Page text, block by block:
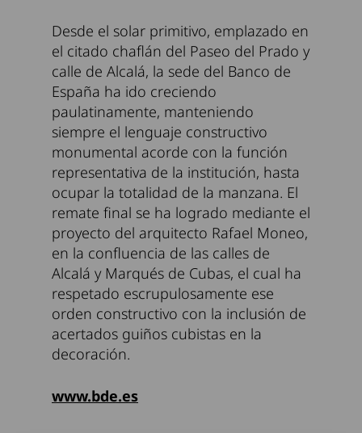
Desde el solar primitivo, emplazado en
el citado chaflán del Paseo del Prado y
calle de Alcalá, la sede del Banco de
España ha ido creciendo
paulatinamente, manteniendo
siempre el lenguaje constructivo
monumental acorde con la función
representativa de la institución, hasta
ocupar la totalidad de la manzana. El
remate final se ha logrado mediante el
proyecto del arquitecto Rafael Moneo,
en la confluencia de las calles de
Alcalá y Marqués de Cubas, el cual ha
respetado escrupulosamente ese
orden constructivo con la inclusión de
acertados guiños cubistas en la
decoración.
www.bde.es